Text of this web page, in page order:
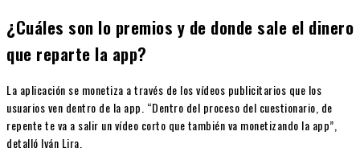
¿Cuáles son lo premios y de donde sale el dinero
que reparte la app?
La aplicación se monetiza a través de los vídeos publicitarios que los
usuarios ven dentro de la app. “Dentro del proceso del cuestionario, de
repente te va a salir un vídeo corto que también va monetizando la app”,
detalló Iván Lira.